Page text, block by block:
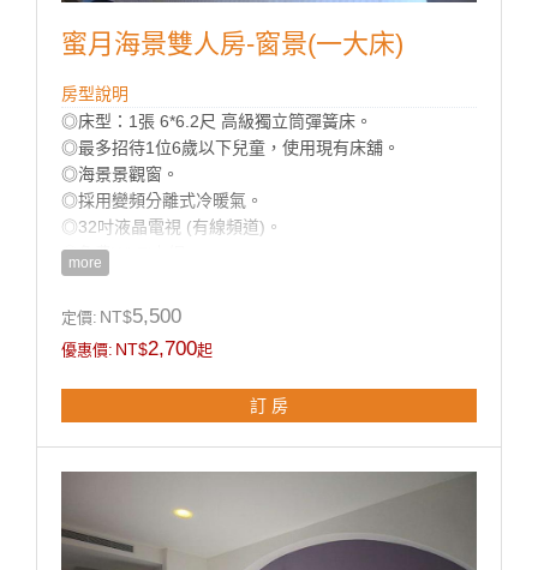
蜜月海景雙人房-窗景(一大床)
房型說明
◎床型：1張 6*6.2尺 高級獨立筒彈簧床。
◎最多招待1位6歲以下兒童，使用現有床舖。
◎海景景觀窗。
◎採用變頻分離式冷暖氣。
◎32吋液晶電視 (有線頻道)。
◎免費Wi-Fi上網。
◎乾濕分離獨立衛浴及古典浴缸。
◎寬廣平面停車場。
包 / 咖啡包 / 礦泉水 / 舒適乾淨羽毛被品。
more
定價: NT$5,500
優惠價: NT$2,700起
訂 房